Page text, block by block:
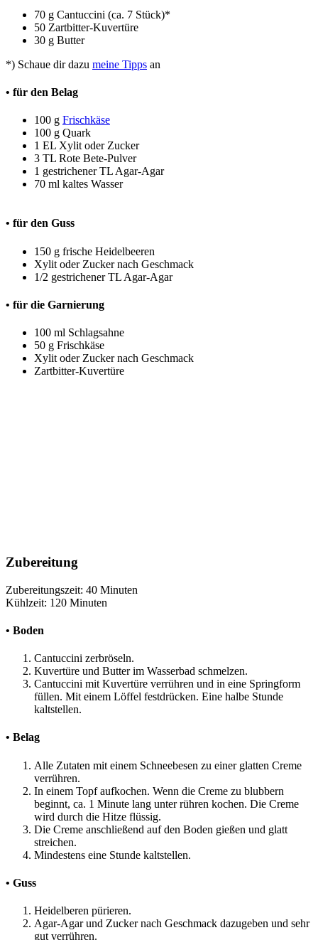
70 g Cantuccini (ca. 7 Stück)*
50 Zartbitter-Kuvertüre
30 g Butter
*) Schaue dir dazu meine Tipps an
• für den Belag
100 g Frischkäse
100 g Quark
1 EL Xylit oder Zucker
3 TL Rote Bete-Pulver
1 gestrichener TL Agar-Agar
70 ml kaltes Wasser
• für den Guss
150 g frische Heidelbeeren
Xylit oder Zucker nach Geschmack
1/2 gestrichener TL Agar-Agar
• für die Garnierung
100 ml Schlagsahne
50 g Frischkäse
Xylit oder Zucker nach Geschmack
Zartbitter-Kuvertüre
Zubereitung
Zubereitungszeit: 40 Minuten
Kühlzeit: 120 Minuten
• Boden
Cantuccini zerbröseln.
Kuvertüre und Butter im Wasserbad schmelzen.
Cantuccini mit Kuvertüre verrühren und in eine Springform
füllen. Mit einem Löffel festdrücken. Eine halbe Stunde
kaltstellen.
• Belag
Alle Zutaten mit einem Schneebesen zu einer glatten Creme
verrühren.
In einem Topf aufkochen. Wenn die Creme zu blubbern
beginnt, ca. 1 Minute lang unter rühren kochen. Die Creme
wird durch die Hitze flüssig.
Die Creme anschließend auf den Boden gießen und glatt
streichen.
Mindestens eine Stunde kaltstellen.
• Guss
Heidelberen pürieren.
Agar-Agar und Zucker nach Geschmack dazugeben und sehr
gut verrühren.